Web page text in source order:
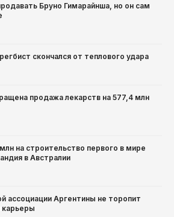
Бруно Гимарайнша, но он сам
скончался от теплового удара
продажа лекарств на 577,4 млн
на строительство первого в мире
в Австралии
ассоциации Аргентины не торопит
карьеры